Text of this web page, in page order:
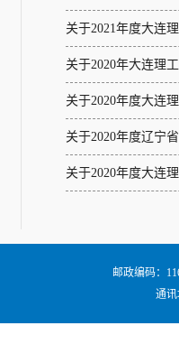
关于2021年度大连
关于2020年大连理
关于2020年度大连
关于2020年度辽宁
关于2020年度大连
邮政编码：
通